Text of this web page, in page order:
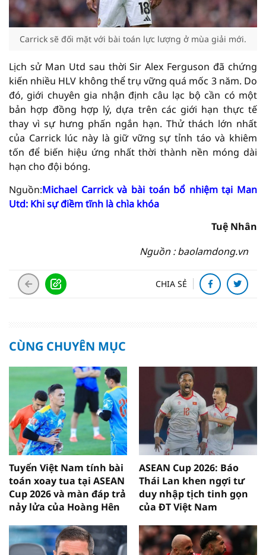
Carrick sẽ đối mặt với bài toán lực lượng ở mùa giải mới.
Lịch sử Man Utd sau thời Sir Alex Ferguson đã chứng
kiến nhiều HLV không thể trụ vững quá mốc 3 năm. Do
đó, giới chuyên gia nhận định câu lạc bộ cần có một
bản hợp đồng hợp lý, dựa trên các giới hạn thực tế
thay vì sự hưng phấn ngắn hạn. Thử thách lớn nhất
của Carrick lúc này là giữ vững sự tỉnh táo và khiêm
tốn để biến hiệu ứng nhất thời thành nền móng dài
hạn cho đội bóng.
Nguồn:Michael Carrick và bài toán bổ nhiệm tại Man
Utd: Khi sự điềm tĩnh là chìa khóa
Tuệ Nhân
Nguồn : baolamdong.vn
CHIA SẺ
CÙNG CHUYÊN MỤC
Tuyển Việt Nam tính bài
toán xoay tua tại ASEAN
Cup 2026 và màn đáp trả
nảy lửa của Hoàng Hên
ASEAN Cup 2026: Báo
Thái Lan khen ngợi tư
duy nhập tịch tinh gọn
của ĐT Việt Nam